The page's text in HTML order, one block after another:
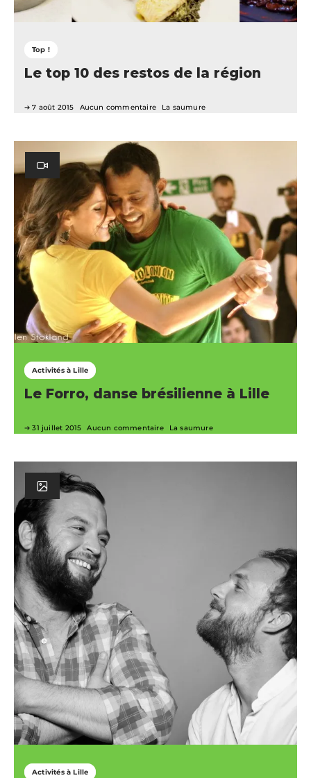
Top !
Le top 10 des restos de la région
7 août 2015 Aucun commentaire La saumure
Activités à Lille
Le Forro, danse brésilienne à Lille
31 juillet 2015 Aucun commentaire La saumure
Activités à Lille